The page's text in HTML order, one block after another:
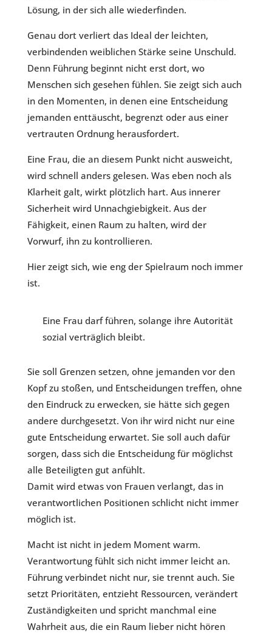
Lösung, in der sich alle wiederfinden.
Genau dort verliert das Ideal der leichten,
verbindenden weiblichen Stärke seine Unschuld.
Denn Führung beginnt nicht erst dort, wo
Menschen sich gesehen fühlen. Sie zeigt sich auch
in den Momenten, in denen eine Entscheidung
jemanden enttäuscht, begrenzt oder aus einer
vertrauten Ordnung herausfordert.
Eine Frau, die an diesem Punkt nicht ausweicht,
wird schnell anders gelesen. Was eben noch als
Klarheit galt, wirkt plötzlich hart. Aus innerer
Sicherheit wird Unnachgiebigkeit. Aus der
Fähigkeit, einen Raum zu halten, wird der
Vorwurf, ihn zu kontrollieren.
Hier zeigt sich, wie eng der Spielraum noch immer
ist.
Eine Frau darf führen, solange ihre Autorität
sozial verträglich bleibt.
Sie soll Grenzen setzen, ohne jemanden vor den
Kopf zu stoßen, und Entscheidungen treffen, ohne
den Eindruck zu erwecken, sie hätte sich gegen
andere durchgesetzt. Von ihr wird nicht nur eine
gute Entscheidung erwartet. Sie soll auch dafür
sorgen, dass sich die Entscheidung für möglichst
alle Beteiligten gut anfühlt.
Damit wird etwas von Frauen verlangt, das in
verantwortlichen Positionen schlicht nicht immer
möglich ist.
Macht ist nicht in jedem Moment warm.
Verantwortung fühlt sich nicht immer leicht an.
Führung verbindet nicht nur, sie trennt auch. Sie
setzt Prioritäten, entzieht Ressourcen, verändert
Zuständigkeiten und spricht manchmal eine
Wahrheit aus, die ein Raum lieber nicht hören